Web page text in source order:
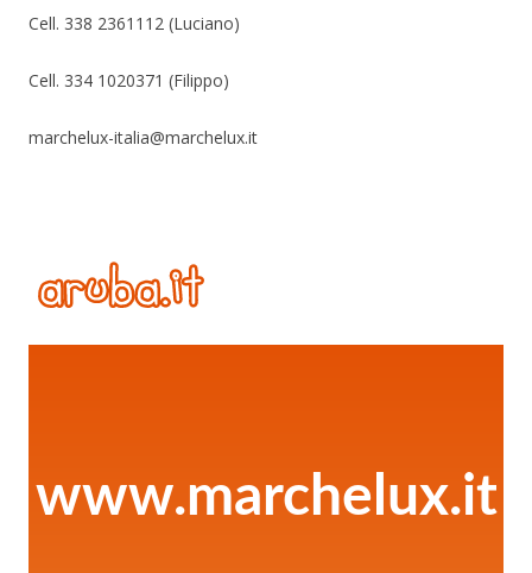
Cell. 338 2361112 (Luciano)
Cell. 334 1020371 (Filippo)
marchelux-italia@marchelux.it